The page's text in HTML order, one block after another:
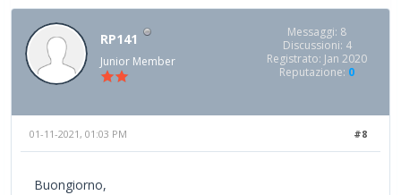
RP141
Junior Member
Messaggi: 8
Discussioni: 4
Registrato: Jan 2020
Reputazione: 0
#8
01-11-2021, 01:03 PM
Buongiorno,